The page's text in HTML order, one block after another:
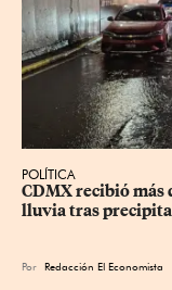
POLÍTICA
CDMX recibió más
lluvia tras
Por Redacción El Economista